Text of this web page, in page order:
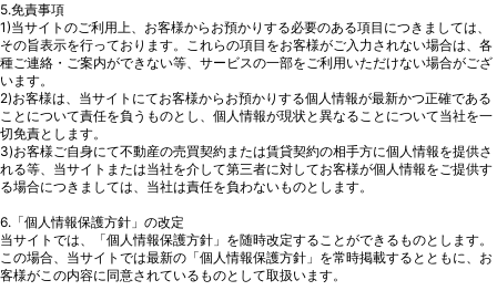
5.免責事項
1)当サイトのご利用上、お客様からお預かりする必要のある項目につきましては、
その旨表示を行っております。これらの項目をお客様がご入力されない場合は、各
種ご連絡・ご案内ができない等、サービスの一部をご利用いただけない場合がござ
います。
2)お客様は、当サイトにてお客様からお預かりする個人情報が最新かつ正確である
ことについて責任を負うものとし、個人情報が現状と異なることについて当社を一
切免責とします。
3)お客様ご自身にて不動産の売買契約または賃貸契約の相手方に個人情報を提供さ
れる等、当サイトまたは当社を介して第三者に対してお客様が個人情報をご提供す
る場合につきましては、当社は責任を負わないものとします。
6.「個人情報保護方針」の改定
当サイトでは、「個人情報保護方針」を随時改定することができるものとします。
この場合、当サイトでは最新の「個人情報保護方針」を常時掲載するとともに、お
客様がこの内容に同意されているものとして取扱います。